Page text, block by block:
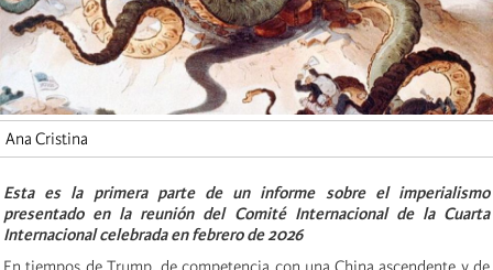
Ana Cristina
Esta es la primera parte de un informe sobre el imperialismo
presentado en la reunión del Comité Internacional de la Cuarta
Internacional celebrada en febrero de 2026